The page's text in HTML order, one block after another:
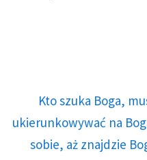
Kto szuka Boga,
ukierunkowywać na
sobie, aż znajdzie